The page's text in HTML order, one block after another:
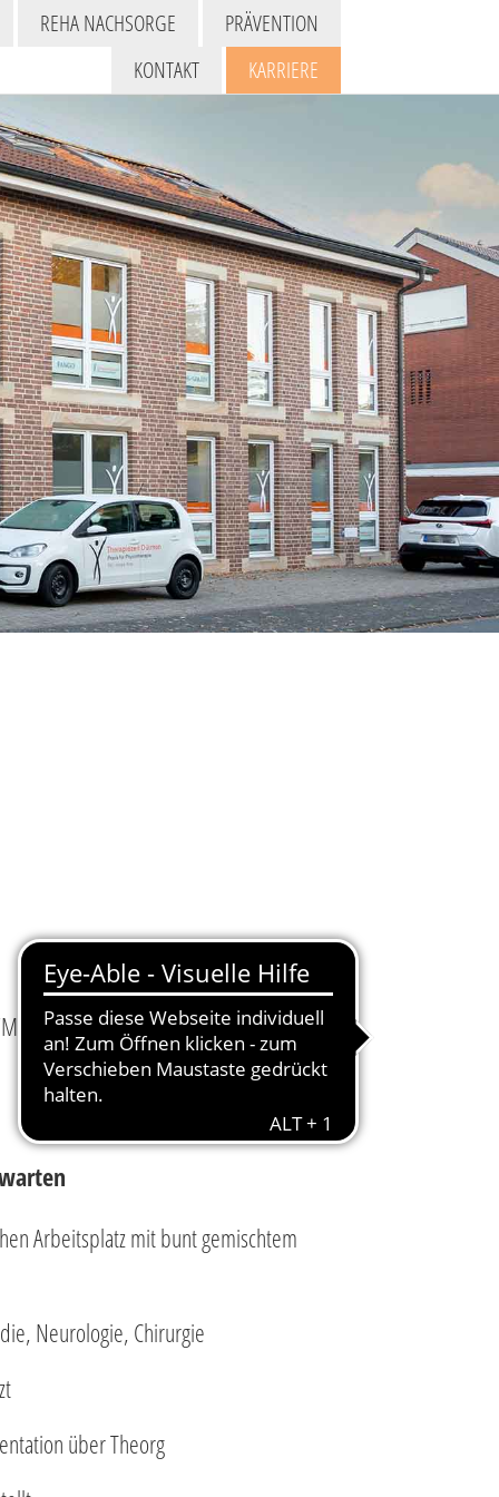
REHA NACHSORGE
PRÄVENTION
KONTAKT
KARRIERE
Minijob unbefristet.
Arbeitsplatz mit bunt gemischtem
Neurologie, Chirurgie
über Theorg